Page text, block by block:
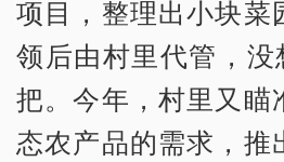
项目，整理出小块菜
领后由村里代管，没
把。今年，村里又瞄
态农产品的需求，推